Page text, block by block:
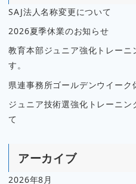
SAJ法人名称変更について
2026夏季休業のお知らせ
教育本部ジュニア強化トレーニ
す。
県連事務所ゴールデンウイーク
ジュニア技術選強化トレーニ
て
アーカイブ
2026年8月